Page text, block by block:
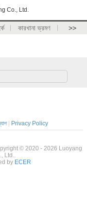
Co., Ltd.
কারখানা ভ্রমণ >>
|
Privacy Policy
© 2020 - 2026 Luoyang
Ltd..
by ECER